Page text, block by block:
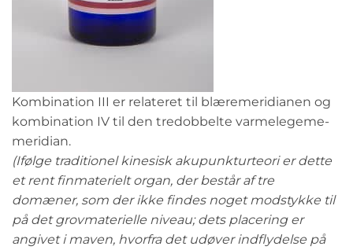
Kombination III er relateret til blæremeridianen og
kombination IV til den tredobbelte varmelegeme-
meridian.
(Ifølge traditionel kinesisk akupunkturteori er dette
et rent finmaterielt organ, der består af tre
domæner, som der ikke findes noget modstykke til
på det grovmaterielle niveau; dets placering er
angivet i maven, hvorfra det udøver indflydelse på